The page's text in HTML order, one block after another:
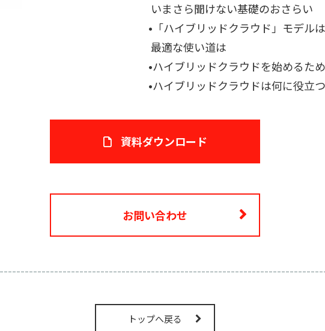
いまさら聞けない基礎のおさらい
•「ハイブリッドクラウド」モデル
最適な使い道は
•ハイブリッドクラウドを始めるた
•ハイブリッドクラウドは何に役立
資料ダウンロード
お問い合わせ
トップへ戻る